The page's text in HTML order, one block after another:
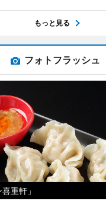
もっと見る
フォトフラッシュ
重軒」